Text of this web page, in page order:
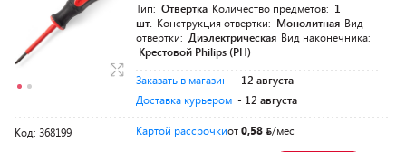
Тип: Отвертка Количество предметов: 1
шт. Конструкция отвертки: Монолитная Вид
отвертки: Диэлектрическая Вид наконечника:
Крестовой Philips (PH)
Заказать в магазин - 12 августа
Доставка курьером - 12 августа
Код: 368199 Картой рассрочкиот0,58 /мес